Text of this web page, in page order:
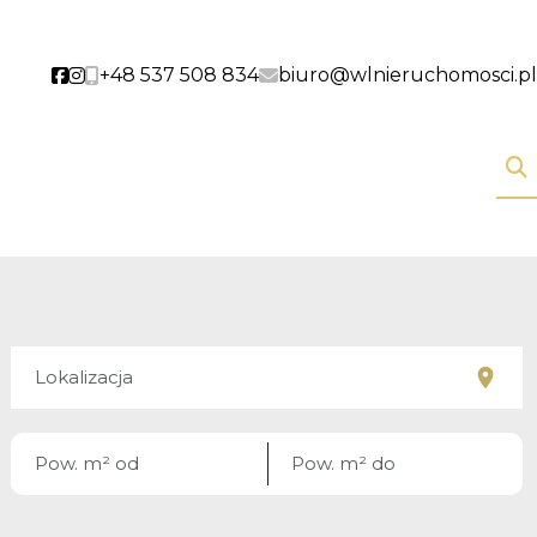
Social link
Social link
+48 537 508 834 biuro@wlnieruchomosci.pl